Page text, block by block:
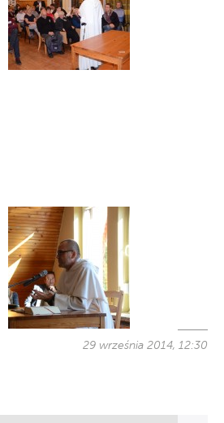
29 września 2014, 12:30